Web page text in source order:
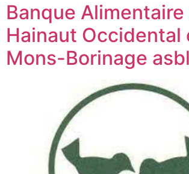
Banque Alimentaire
Hainaut Occidental
Mons-Borinage asbl